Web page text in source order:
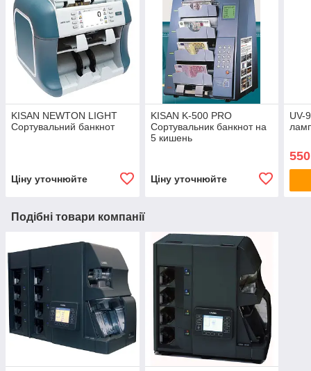
KISAN NEWTON LIGHT
Сортувальний банкнот
Ціну уточнюйте
KISAN K-500 PRO
Сортувальник банкнот на
5 кишень
Ціну уточнюйте
UV-
550
Подібні товари компанії